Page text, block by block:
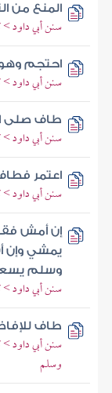
المنع من
سنن أبي داود
احتجم
سنن أبي داود
طاف صلى
سنن أبي داود
اعتمر
سنن أبي داود
إن أمش
يمشي وإن
وسلم
سنن أبي داود
طاف
سنن أبي داود
وسلم